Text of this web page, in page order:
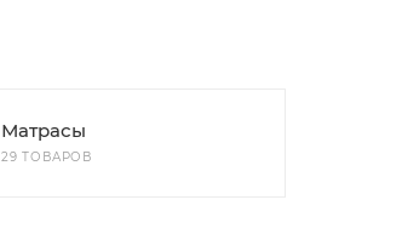
Матрасы
29 ТОВАРОВ